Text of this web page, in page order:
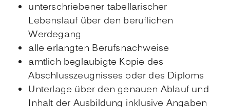
unterschriebener tabellarischer
Lebenslauf über den beruflichen
Werdegang
alle erlangten Berufsnachweise
amtlich beglaubigte Kopie des
Abschlusszeugnisses oder des Diploms
Unterlage über den genauen Ablauf und
Inhalt der Ausbildung inklusive Angaben